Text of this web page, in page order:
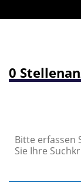
0
Bitte erfassen
Sie Ihre